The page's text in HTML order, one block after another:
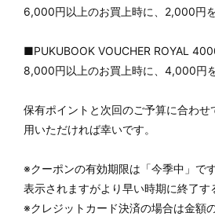
6,000円以上のお買上時に、2,000円を
■PUKUBOOK VOUCHER ROYAL
8,000円以上のお買上時に、4,000円を
保有ポイントと次回のご予算に合わせ
用いただければ幸いです。
※クーポンの有効期限は「今季中」で
表示されますがより早い時期に終了す
※クレジットカード決済の場合は金額